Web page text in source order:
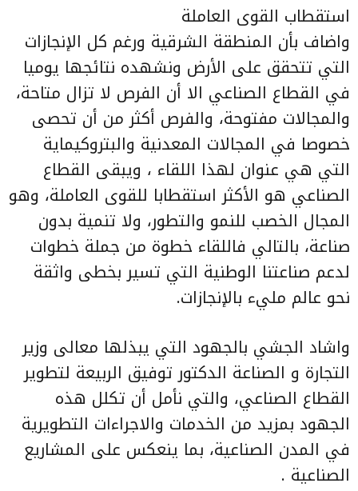
استقطاب القوى العاملة
واضاف بأن المنطقة الشرقية ورغم كل الإنجازات
التي تتحقق على الأرض ونشهده نتائجها يوميا
في القطاع الصناعي الا أن الفرص لا تزال متاحة،
والمجالات مفتوحة، والفرص أكثر من أن تحصى
خصوصا في المجالات المعدنية والبتروكيماية
التي هي عنوان لهذا اللقاء ، ويبقى القطاع
الصناعي هو الأكثر استقطابا للقوى العاملة، وهو
المجال الخصب للنمو والتطور، ولا تنمية بدون
صناعة، بالتالي فاللقاء خطوة من جملة خطوات
لدعم صناعتنا الوطنية التي تسير بخطى واثقة
نحو عالم مليء بالإنجازات.
واشاد الجشي بالجهود التي يبذلها معالى وزير
التجارة و الصناعة الدكتور توفيق الربيعة لتطوير
القطاع الصناعي، والتي نأمل أن تكلل هذه
الجهود بمزيد من الخدمات والاجراءات التطويرية
في المدن الصناعية، بما ينعكس على المشاريع
الصناعية .